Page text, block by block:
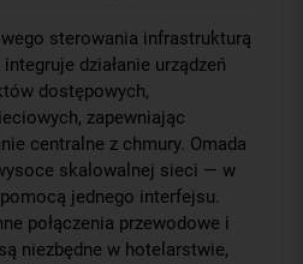
sterowania infrastrukturą
działanie urządzeń
dostępowych,
zapewniając
centralne z chmury. Omada
skalowalnej sieci — w
jednego interfejsu.
połączenia przewodowe i
niezbędne w hotelarstwie,